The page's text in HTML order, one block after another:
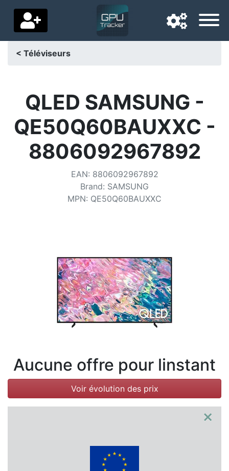
Pays de livraison
Accueil
Baisses de prix
Paramètres
< Téléviseurs
QLED SAMSUNG -
QE50Q60BAUXXC -
8806092967892
EAN: 8806092967892
Brand: SAMSUNG
MPN: QE50Q60BAUXXC
Aucune offre pour linstant
Voir évolution des prix
×